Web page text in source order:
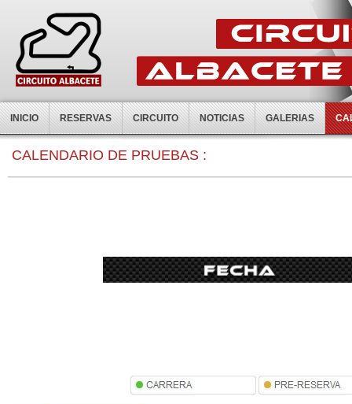
INICIO RESERVAS CIRCUITO NOTICIAS GALERIAS
CALENDARIO DE PRUEBAS :
0:00